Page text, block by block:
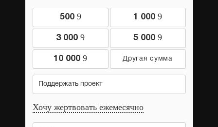
500 9 1 000 9
3 000 9 5 000 9
10 000 9
Поддержать проект
Хочу жертвовать ежемесячно